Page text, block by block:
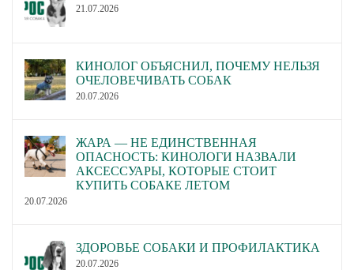
21.07.2026
КИНОЛОГ ОБЪЯСНИЛ, ПОЧЕМУ НЕЛЬЗЯ
ОЧЕЛОВЕЧИВАТЬ СОБАК
20.07.2026
ЖАРА — НЕ ЕДИНСТВЕННАЯ
ОПАСНОСТЬ: КИНОЛОГИ НАЗВАЛИ
АКСЕССУАРЫ, КОТОРЫЕ СТОИТ
КУПИТЬ СОБАКЕ ЛЕТОМ
20.07.2026
ЗДОРОВЬЕ СОБАКИ И ПРОФИЛАКТИКА
20.07.2026